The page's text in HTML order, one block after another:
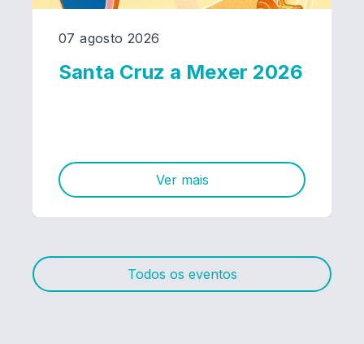
07 agosto 2026
Santa Cruz a Mexer 2026
Ver mais
Todos os eventos